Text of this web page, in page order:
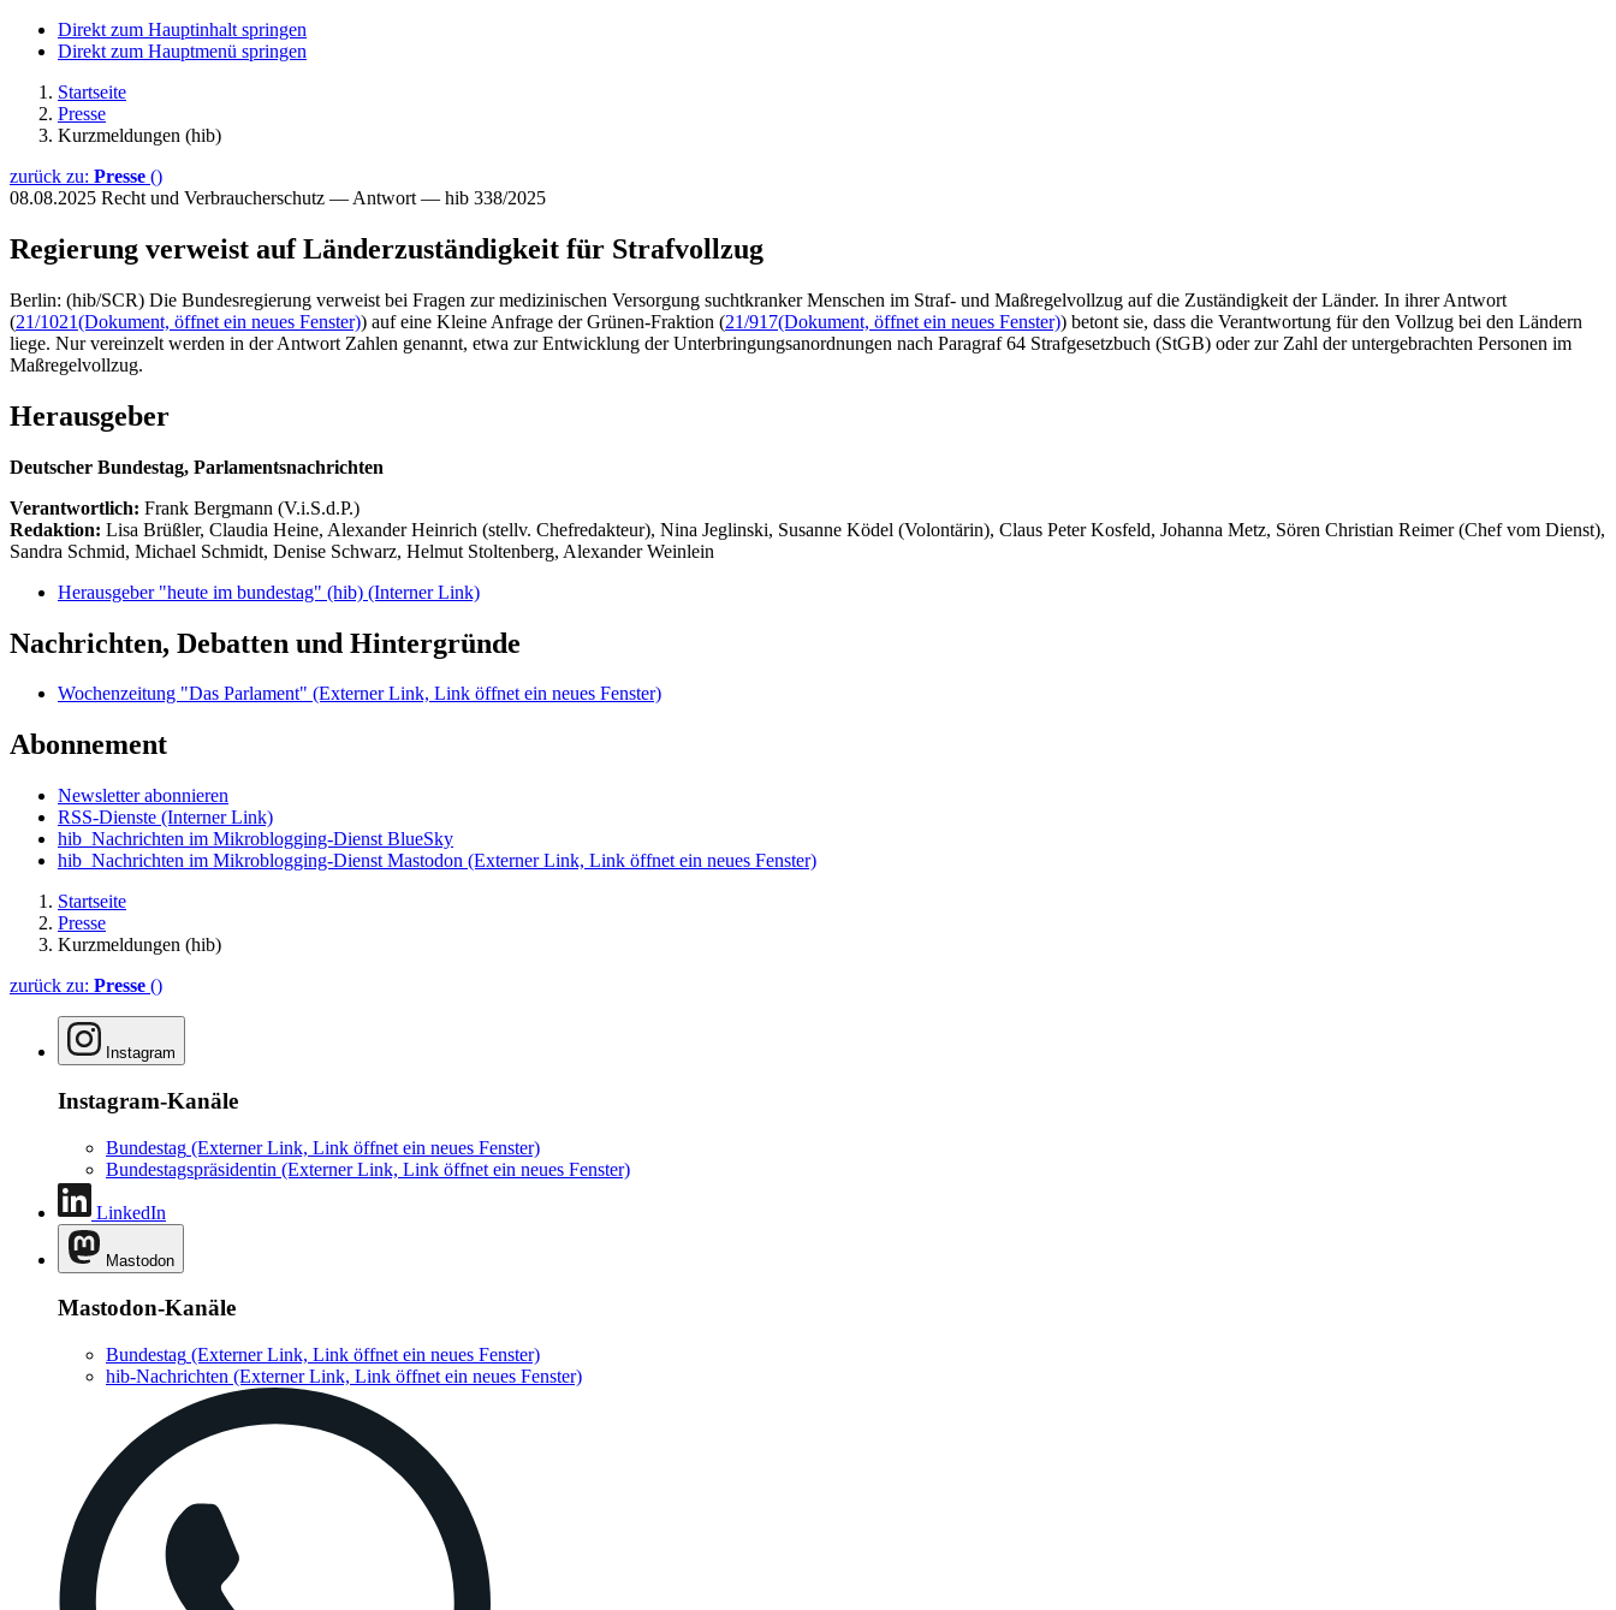
Direkt zum Hauptinhalt springen
Direkt zum Hauptmenü springen
Startseite
Presse
Kurzmeldungen (hib)
zurück zu: Presse ()
08.08.2025 Recht und Verbraucherschutz — Antwort — hib 338/2025
Regierung verweist auf Länderzuständigkeit für Strafvollzug
Berlin: (hib/SCR) Die Bundesregierung verweist bei Fragen zur medizinischen Versorgung suchtkranker Menschen im Straf- und Maßregelvollzug auf die Zuständigkeit der Länder. In ihrer Antwort
(21/1021(Dokument, öffnet ein neues Fenster)) auf eine Kleine Anfrage der Grünen-Fraktion (21/917(Dokument, öffnet ein neues Fenster)) betont sie, dass die Verantwortung für den Vollzug bei den Ländern
liege. Nur vereinzelt werden in der Antwort Zahlen genannt, etwa zur Entwicklung der Unterbringungsanordnungen nach Paragraf 64 Strafgesetzbuch (StGB) oder zur Zahl der untergebrachten Personen im
Maßregelvollzug.
Herausgeber
Deutscher Bundestag, Parlamentsnachrichten
Verantwortlich: Frank Bergmann (V.i.S.d.P.)
Redaktion: Lisa Brüßler, Claudia Heine, Alexander Heinrich (stellv. Chefredakteur), Nina Jeglinski, Susanne Ködel (Volontärin), Claus Peter Kosfeld, Johanna Metz, Sören Christian Reimer (Chef vom Dienst),
Sandra Schmid, Michael Schmidt, Denise Schwarz, Helmut Stoltenberg, Alexander Weinlein
Herausgeber "heute im bundestag" (hib) (Interner Link)
Nachrichten, Debatten und Hintergründe
Wochenzeitung "Das Parlament" (Externer Link, Link öffnet ein neues Fenster)
Abonnement
Newsletter abonnieren
RSS-Dienste (Interner Link)
hib_Nachrichten im Mikroblogging-Dienst BlueSky
hib_Nachrichten im Mikroblogging-Dienst Mastodon (Externer Link, Link öffnet ein neues Fenster)
Startseite
Presse
Kurzmeldungen (hib)
zurück zu: Presse ()
Instagram
Instagram-Kanäle
Bundestag (Externer Link, Link öffnet ein neues Fenster)
Bundestagspräsidentin (Externer Link, Link öffnet ein neues Fenster)
LinkedIn
Mastodon
Mastodon-Kanäle
Bundestag (Externer Link, Link öffnet ein neues Fenster)
hib-Nachrichten (Externer Link, Link öffnet ein neues Fenster)